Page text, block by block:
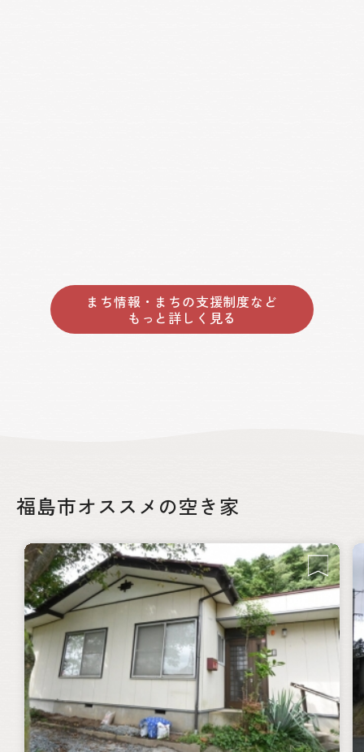
まち情報・まちの支援制度など
もっと詳しく見る
福島市オススメの空き家